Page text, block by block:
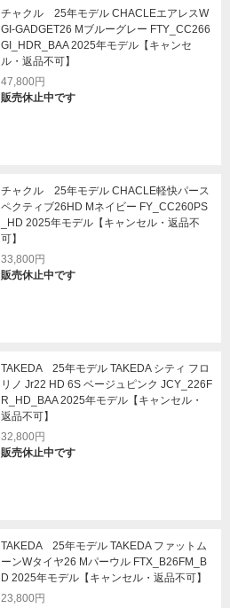
チャクル 25年モデル CHACLEエアレスW
GI-GADGET26 Mブルーグレー FTY_CC266
GI_HDR_BAA 2025年モデル【キャンセ
ル・返品不可】
47,800円
販売休止中です
チャクル 25年モデル CHACLE軽快パース
ペクティブ26HD Mネイビー FY_CC260PS
_HD 2025年モデル【キャンセル・返品不
可】
33,800円
販売休止中です
TAKEDA 25年モデル TAKEDA シティ フロ
リノ Jr22 HD 6S ベージュピンク JCY_226F
R_HD_BAA 2025年モデル【キャンセル・
返品不可】
32,800円
販売休止中です
TAKEDA 25年モデル TAKEDA ファットム
ーンWタイヤ26 Mパーウル FTX_B26FM_B
D 2025年モデル【キャンセル・返品不可】
23,800円